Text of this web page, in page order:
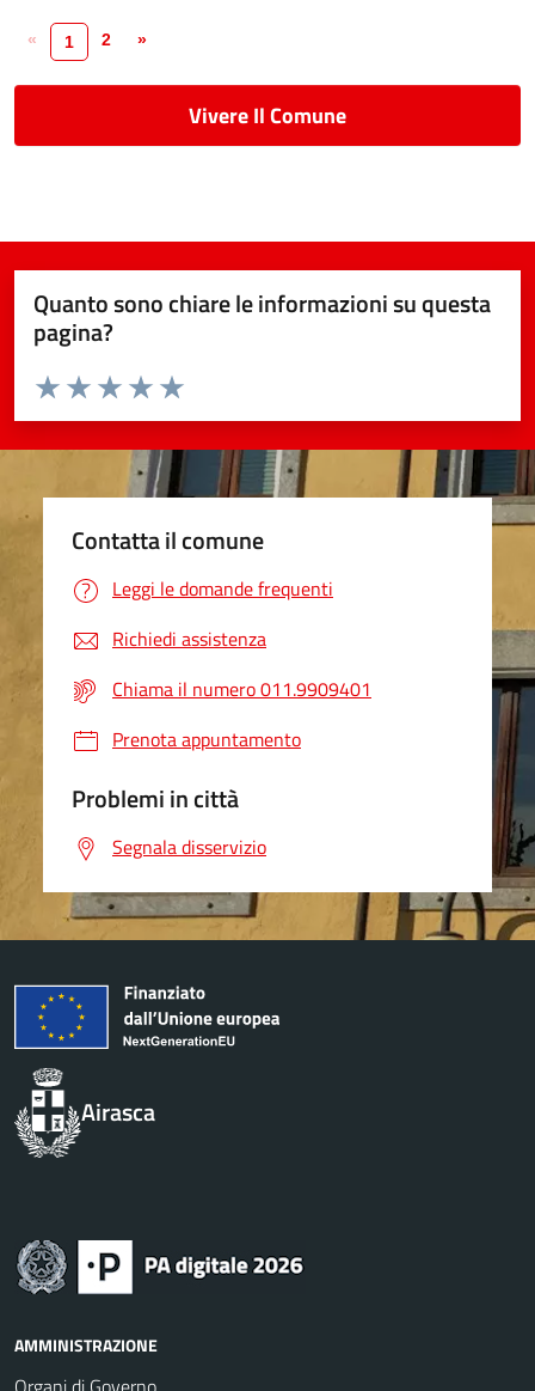
« 1 2 »
Vivere Il Comune
Quanto sono chiare le informazioni su questa
pagina?
Valuta da 1 a 5 stelle la pagina
Valuta 5 stelle su 5
Valuta 4 stelle su 5
Valuta 3 stelle su 5
Valuta 2 stelle su 5
Valuta 1 stelle su 5
Contatta il comune
Leggi le domande frequenti
Richiedi assistenza
Chiama il numero 011.9909401
Prenota appuntamento
Problemi in città
Segnala disservizio
Airasca
AMMINISTRAZIONE